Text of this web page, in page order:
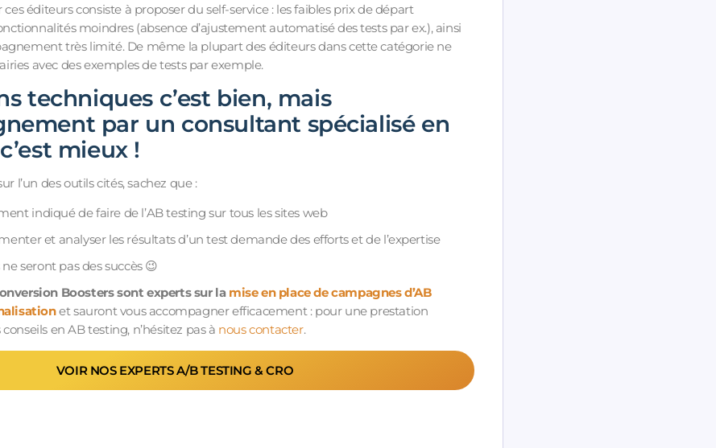
ces éditeurs consiste à proposer du self-service : les faibles prix de départ
moindres (absence d’ajustement automatisé des tests par ex.), ainsi
très limité. De même la plupart des éditeurs dans cette catégorie ne
avec des exemples de tests par exemple.
techniques c’est bien, mais
par un consultant spécialisé en
mieux !
l’un des outils cités, sachez que :
indiqué de faire de l’AB testing sur tous les sites web
et analyser les résultats d’un test demande des efforts et de l’expertise
seront pas des succès 😉
Boosters sont experts sur la mise en place de campagnes d’AB
et sauront vous accompagner efficacement : pour une prestation
en AB testing, n’hésitez pas à nous contacter.
VOIR NOS EXPERTS A/B TESTING & CRO